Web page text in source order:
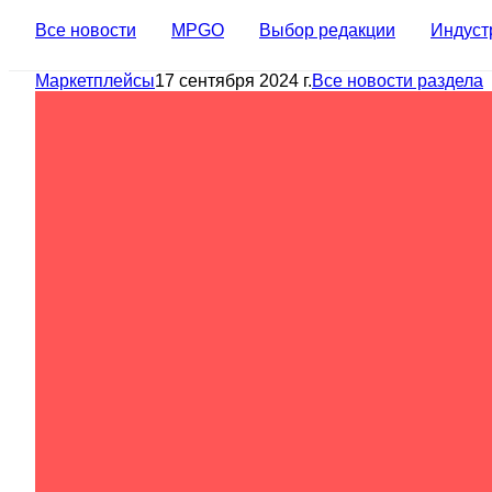
Все новости MPGO Выбор редакции
Маркетплейсы17 сентября 2024 г.Все новости раздела